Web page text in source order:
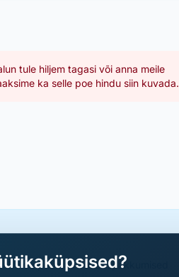
tule hiljem tagasi või anna meile
ka selle poe hindu siin kuvada.
leida parimad sooduspakkumised